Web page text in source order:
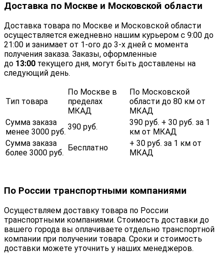
Доставка по Москве и Московской области
Доставка товара по Москве и Московской области
осуществляется ежедневно нашим курьером с 9:00 до
21:00 и занимает от 1-ого до 3-х дней с момента
получения заказа. Заказы, оформленные
до 13:00 текущего дня, могут быть доставлены на
следующий день.
Тип товара
По Москве в
пределах
МКАД
По Московской
области до 80 км от
МКАД
Сумма заказа
менее 3000 руб.
390 руб.
390 руб. + 30 руб. за 1
км от МКАД
Сумма заказа
более 3000 руб.
Бесплатно
+ 30 руб. за 1 км от
МКАД
По России транспортными компаниями
Осуществляем доставку товара по России
транспортными компаниями. Стоимость доставки до
вашего города вы оплачиваете отдельно транспортной
компании при получении товара. Сроки и стоимость
доставки можете уточнить у наших менеджеров.